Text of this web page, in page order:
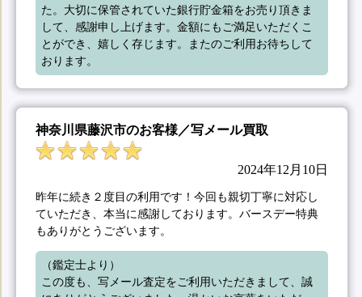
た。大切に保管されていた銀行貯金箱をお売り頂きま
して、感謝申し上げます。金額にもご満足いただくこ
とができ、嬉しく存じます。またのご利用お待ちして
おります。
神奈川県藤沢市のお客様／写メール買取
2024年12月10日
昨年に続き２度目の利用です！今回も親切丁寧に対応し
ていただき、本当に感謝しております。バースデー特典
もありがとうございます。
（鑑定士より）
この度も、写メール査定をご利用いただきまして、誠